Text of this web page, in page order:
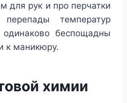
для рук и про перчатки
температур
беспощадны
к маникюру.
химии